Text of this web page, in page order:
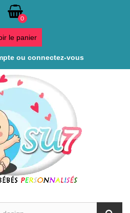
0
le panier
ou connectez-vous